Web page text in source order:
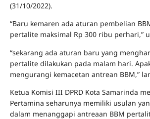
(31/10/2022).
“Baru kemaren ada aturan pembelian
pertalite maksimal Rp 300 ribu perhari,”
“sekarang ada aturan baru yang
pertalite dilakukan pada malam hari.
mengurangi kemacetan antrean BBM,”
Ketua Komisi III DPRD Kota Samarinda
Pertamina seharunya memiliki usulan
dalam menanggapi antreaan BBM